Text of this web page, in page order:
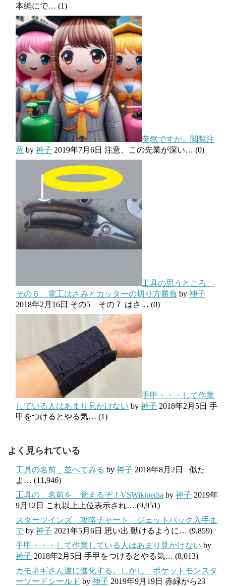
本編にで… (1)
突然ですが。閲覧注
意 by 神子 2019年7月6日 注意、この先業が深い… (0)
工具の思うところ
その６ 電工はさみとカッターの切り方勝負 by 神子
2018年2月16日 その5 その７ はさ… (0)
手甲・・・して作業
している人はあまり見かけない by 神子 2018年2月5日 手
甲をつけるとやる気… (1)
よく見られている
工具の名前 並べてみる by 神子 2018年8月2日
似た
よ… (11,946)
工具の 名前を 覚えるぞ！VSWikipedia by 神子 2019年
9月12日 これ以上上位表示され… (9,951)
スターツインズ 攻略チャート ジェットパック入手ま
で by 神子 2021年5月6日 思い出 動けるように… (9,859)
手甲・・・して作業している人はあまり見かけない by
神子 2018年2月5日 手甲をつけるとやる気… (8,013)
カモネギさん遂に進化する。しかし ポケットモンスタ
ーソードシールド by 神子 2019年9月19日 赤緑から23